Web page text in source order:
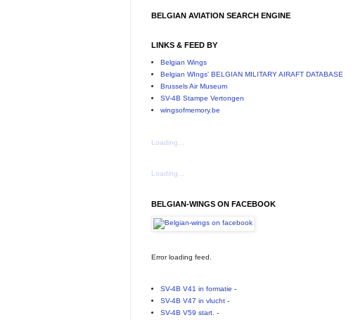
BELGIAN AVIATION SEARCH ENGINE
LINKS & FEED BY
Belgian Wings
Belgian WIngs' BELGIAN MILITARY AIRAFT DATABASE
Brussels Air Museum
SV-4B Stampe Vertongen
wingsofmemory.be
Loading...
Loading...
BELGIAN-WINGS ON FACEBOOK
Error loading feed.
SV-4B V41 in formatie -
SV-4B V47 in vlucht-
SV-4B V59 start. -